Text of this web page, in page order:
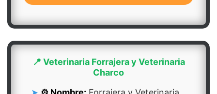
📍 Veterinaria Forrajera y Veterinaria
Charco